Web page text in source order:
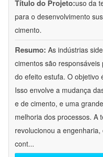
Título do Projeto:uso da
para o desenvolvimento
cimento.
Resumo: As indústrias
cimentos são
do efeito estufa. O objetivo
Isso envolve a mudança
e de cimento, e uma
melhoria dos processos. A
revolucionou a
cont...